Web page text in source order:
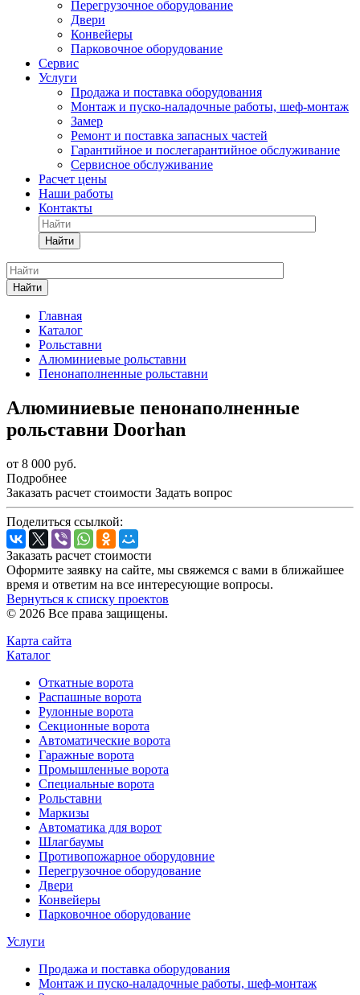
Перегрузочное оборудование
Двери
Конвейеры
Парковочное оборудование
Сервис
Услуги
Продажа и поставка оборудования
Монтаж и пуско-наладочные работы, шеф-монтаж
Замер
Ремонт и поставка запасных частей
Гарантийное и послегарантийное обслуживание
Сервисное обслуживание
Расчет цены
Наши работы
Контакты
Найти
Найти
Главная
Каталог
Рольставни
Алюминиевые рольставни
Пенонаполненные рольставни
Алюминиевые пенонаполненные
рольставни Doorhan
от 8 000 руб.
Подробнее
Заказать расчет стоимости Задать вопрос
Поделиться ссылкой:
Заказать расчет стоимости
Оформите заявку на сайте, мы свяжемся с вами в ближайшее
время и ответим на все интересующие вопросы.
Вернуться к списку проектов
© 2026 Все права защищены.
Карта сайта
Каталог
Откатные ворота
Распашные ворота
Рулонные ворота
Секционные ворота
Автоматические ворота
Гаражные ворота
Промышленные ворота
Специальные ворота
Рольставни
Маркизы
Автоматика для ворот
Шлагбаумы
Противопожарное оборудовние
Перегрузочное оборудование
Двери
Конвейеры
Парковочное оборудование
Услуги
Продажа и поставка оборудования
Монтаж и пуско-наладочные работы, шеф-монтаж